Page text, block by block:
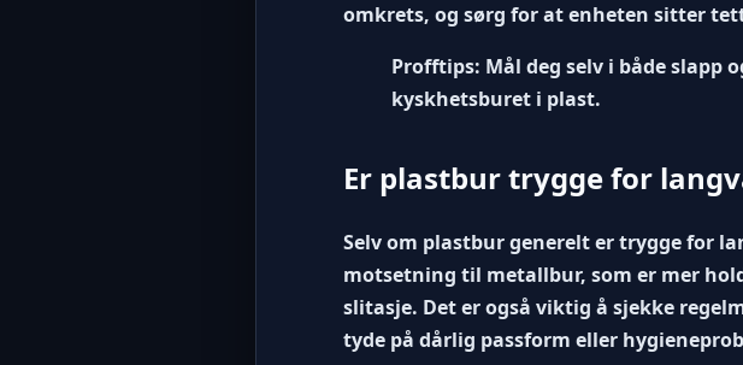
omkrets, og sørg for at enheten sitter
Profftips: Mål deg selv i både slapp
kyskhetsburet i plast.
Er plastbur trygge for
Selv om plastbur generelt er trygge for
motsetning til metallbur, som er mer
slitasje. Det er også viktig å sjekke
tyde på dårlig passform eller